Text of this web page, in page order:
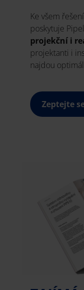
Ke všem
poskytuje
projekční i
projektanti i
najdou
Zeptejte